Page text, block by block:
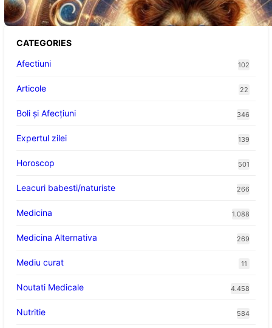
CATEGORIES
Afectiuni
102
Articole 22
Boli și Afecțiuni 346
Expertul zilei 139
Horoscop 501
Leacuri babesti/naturiste 266
Medicina 1.088
Medicina Alternativa 269
Mediu curat 11
Noutati Medicale 4.458
Nutritie 584